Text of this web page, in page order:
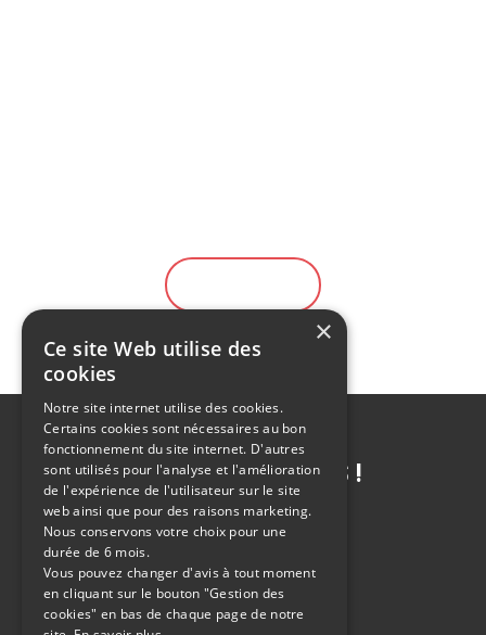
CONTACTEZ-NOUS !
POSER UNE QUESTION
×
Ce site Web utilise des
cookies
Notre site internet utilise des cookies.
Certains cookies sont nécessaires au bon
fonctionnement du site internet. D'autres
sont utilisés pour l'analyse et l'amélioration
de l'expérience de l'utilisateur sur le site
web ainsi que pour des raisons marketing.
Nous conservons votre choix pour une
durée de 6 mois.
Vous pouvez changer d'avis à tout moment
en cliquant sur le bouton "Gestion des
cookies" en bas de chaque page de notre